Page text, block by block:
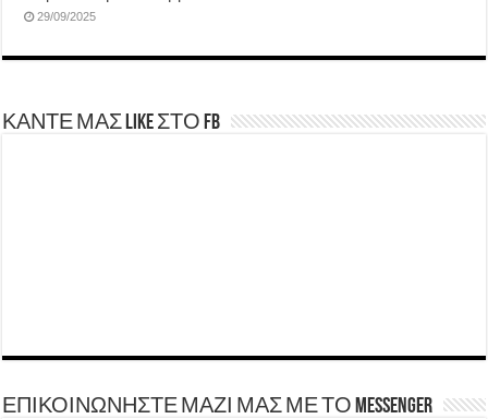
29/09/2025
ΚΑΝΤΕ ΜΑΣ LIKE ΣΤΟ FB
ΕΠΙΚΟΙΝΩΝΗΣΤΕ ΜΑΖΙ ΜΑΣ ΜΕ ΤΟ Messenger